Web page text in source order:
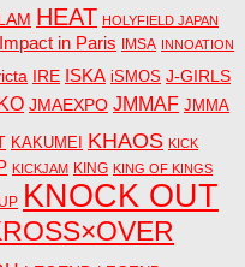
HEAT HOLYFIELD JAPAN
Impact in Paris IMSA INNOATION
IRE ISKA iSMOS J-GIRLS
JMAEXPO JMMAF JMMA
KAKUMEI KHAOS KICK
KICKJAM KING KING OF KINGS
KNOCK OUT